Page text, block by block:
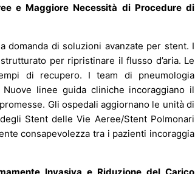
e Maggiore Necessità di Procedure di
domanda di soluzioni avanzate per stent. I
per ripristinare il flusso d’aria. Le
di recupero. I team di pneumologia
linee guida cliniche incoraggiano il
Gli ospedali aggiornano le unità di
Stent delle Vie Aeree/Stent Polmonari
consapevolezza tra i pazienti incoraggia